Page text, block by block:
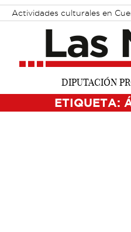
Actividades culturales en
ETIQUETA: